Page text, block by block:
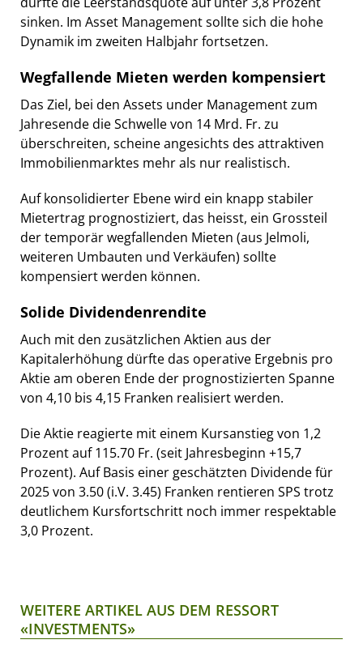
sinken. Im Asset Management sollte sich die hohe
Dynamik im zweiten Halbjahr fortsetzen.
Wegfallende Mieten werden kompensiert
Das Ziel, bei den Assets under Management zum
Jahresende die Schwelle von 14 Mrd. Fr. zu
überschreiten, scheine angesichts des attraktiven
Immobilienmarktes mehr als nur realistisch.
Auf konsolidierter Ebene wird ein knapp stabiler
Mietertrag prognostiziert, das heisst, ein Grossteil
der temporär wegfallenden Mieten (aus Jelmoli,
weiteren Umbauten und Verkäufen) sollte
kompensiert werden können.
Solide Dividendenrendite
Auch mit den zusätzlichen Aktien aus der
Kapitalerhöhung dürfte das operative Ergebnis pro
Aktie am oberen Ende der prognostizierten Spanne
von 4,10 bis 4,15 Franken realisiert werden.
Die Aktie reagierte mit einem Kursanstieg von 1,2
Prozent auf 115.70 Fr. (seit Jahresbeginn +15,7
Prozent). Auf Basis einer geschätzten Dividende für
2025 von 3.50 (i.V. 3.45) Franken rentieren SPS trotz
deutlichem Kursfortschritt noch immer respektable
3,0 Prozent.
WEITERE ARTIKEL AUS DEM RESSORT
«INVESTMENTS»